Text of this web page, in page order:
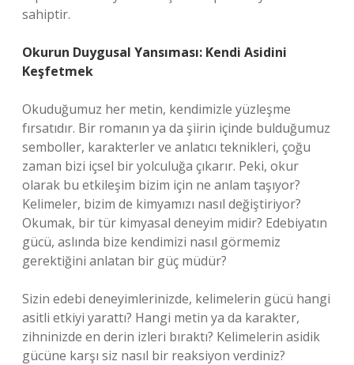
sahiptir.
Okurun Duygusal Yansıması: Kendi Asidini
Keşfetmek
Okuduğumuz her metin, kendimizle yüzleşme
fırsatıdır. Bir romanın ya da şiirin içinde bulduğumuz
semboller, karakterler ve anlatıcı teknikleri, çoğu
zaman bizi içsel bir yolculuğa çıkarır. Peki, okur
olarak bu etkileşim bizim için ne anlam taşıyor?
Kelimeler, bizim de kimyamızı nasıl değiştiriyor?
Okumak, bir tür kimyasal deneyim midir? Edebiyatın
gücü, aslında bize kendimizi nasıl görmemiz
gerektiğini anlatan bir güç müdür?
Sizin edebi deneyimlerinizde, kelimelerin gücü hangi
asitli etkiyi yarattı? Hangi metin ya da karakter,
zihninizde en derin izleri bıraktı? Kelimelerin asidik
gücüne karşı siz nasıl bir reaksiyon verdiniz?